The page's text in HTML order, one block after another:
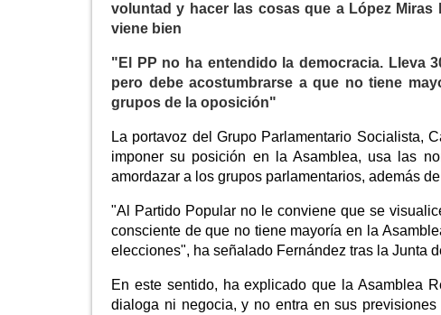
voluntad y hacer las cosas que a López
viene bien
"El PP no ha entendido la democracia. Lleva
pero debe acostumbrarse a que no tiene
grupos de la oposición"
La portavoz del Grupo Parlamentario Socialista,
imponer su posición en la Asamblea, usa las
amordazar a los grupos parlamentarios, además
"Al Partido Popular no le conviene que se
consciente de que no tiene mayoría en la
elecciones", ha señalado Fernández tras la Junta
En este sentido, ha explicado que la Asamblea
dialoga ni negocia, y no entra en sus